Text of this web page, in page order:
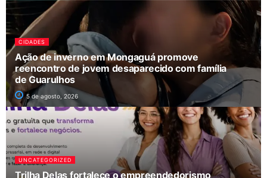
CIDADES
Ação de inverno em Mongaguá promove
reencontro de jovem desaparecido com família
de Guarulhos
5 de agosto, 2026
UNCATEGORIZED
Trilha Delas fortalece o empreendedorismo